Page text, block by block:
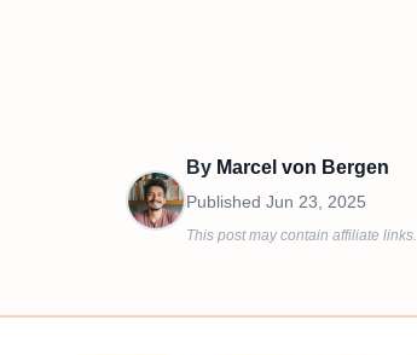
By Marcel von Bergen
Published Jun 23, 2025
This post may contain affiliate links.